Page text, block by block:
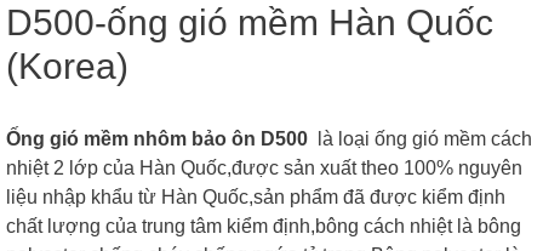
D500-ống gió mềm Hàn Quốc
(Korea)
Ống gió mềm nhôm bảo ôn D500
là loại ống gió mềm cách
nhiệt 2 lớp của Hàn Quốc,được sản xuất theo 100% nguyên
liệu nhập khẩu từ Hàn Quốc,sản phẩm đã được kiểm định
chất lượng của trung tâm kiểm định,bông cách nhiệt là bông